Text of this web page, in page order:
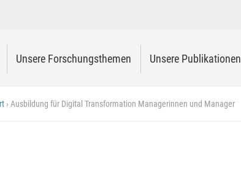
Unsere Forschungsthemen Unsere Publikationen
› Ausbildung für Digital Transformation Managerinnen und Manager